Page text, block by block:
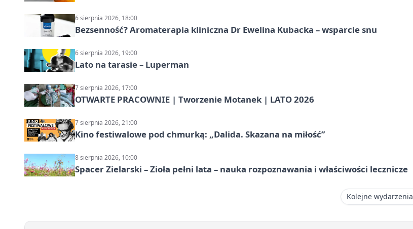
6 sierpnia 2026, 18:00
Bezsenność? Aromaterapia kliniczna Dr Ewelina Kubacka – wsparcie snu
6 sierpnia 2026, 19:00
Lato na tarasie – Luperman
7 sierpnia 2026, 17:00
OTWARTE PRACOWNIE | Tworzenie Motanek | LATO 2026
7 sierpnia 2026, 21:00
Kino festiwalowe pod chmurką: „Dalida. Skazana na miłość”
8 sierpnia 2026, 10:00
Spacer Zielarski – Zioła pełni lata – nauka rozpoznawania i właściwości lecznicze
Kolejne wydarzenia